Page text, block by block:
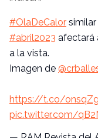
#OlaDeCalor
#abril2023 afectará
a la vista.
Imagen de
https://t.co/
pic.twitter.com/